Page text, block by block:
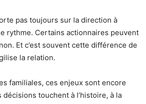
pas toujours sur la direction à
rythme. Certains actionnaires peuvent
Et c’est souvent cette différence de
la relation.
familiales, ces enjeux sont encore
décisions touchent à l’histoire, à la